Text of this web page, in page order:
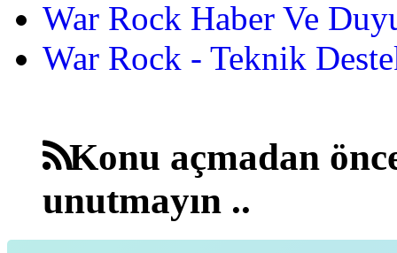
War Rock Haber Ve
War Rock - Teknik
Konu açmadan
unutmayın ..